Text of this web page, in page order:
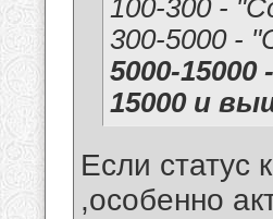
100-300 -
300-5000 -
5000-
15000 и
Если статус
,особенно